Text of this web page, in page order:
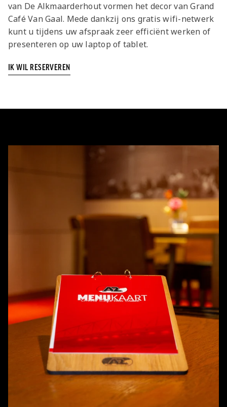
van De Alkmaarderhout vormen het decor van Grand
Café Van Gaal. Mede dankzij ons gratis wifi-netwerk
kunt u tijdens uw afspraak zeer efficiënt werken of
presenteren op uw laptop of tablet.
IK WIL RESERVEREN